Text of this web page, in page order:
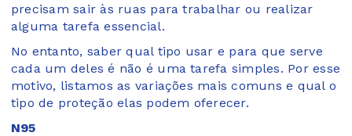
precisam sair às ruas para trabalhar ou realizar
alguma tarefa essencial.
No entanto, saber qual tipo usar e para que serve
cada um deles é não é uma tarefa simples. Por esse
motivo, listamos as variações mais comuns e qual o
tipo de proteção elas podem oferecer.
N95